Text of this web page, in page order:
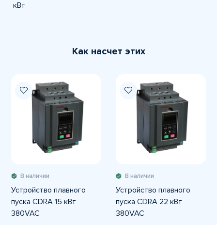
кВт
Как насчет этих
В наличии
Устройство плавного
пуска CDRA 15 кВт
380VAC
В наличии
Устройство плавного
пуска CDRA 22 кВт
380VAC